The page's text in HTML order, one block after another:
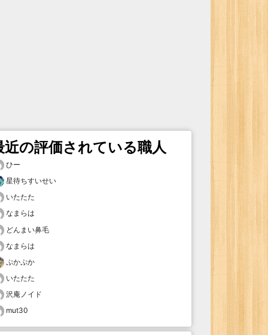
近の評価されている職人
ひー
星待ちすいせい
いたたた
なまらは
どんまい鼻毛
なまらは
ぷかぷか
いたたた
沢庵ノイド
mut30